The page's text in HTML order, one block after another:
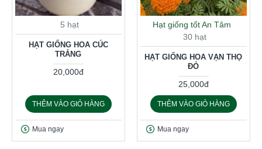
5 hạt
HẠT GIỐNG HOA CÚC
TRẮNG
20,000đ
THÊM VÀO GIỎ HÀNG
Mua ngay
Hạt giống tốt An Tâm
30 hạt
HẠT GIỐNG HOA VẠN THỌ
ĐỎ
25,000đ
THÊM VÀO GIỎ HÀNG
Mua ngay